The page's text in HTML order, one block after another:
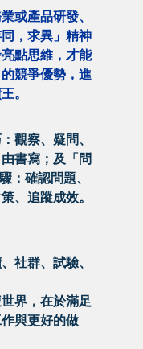
或產品研發、
，求異」精神
點思維，才能
競爭優勢，進
。
觀察、疑問、
書寫；及「問
：確認問題、
、追蹤成效。
群、試驗、
界，在於滿足
與更好的做